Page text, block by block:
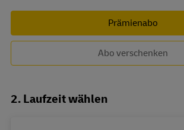
Prämienabo
Abo verschenken
2. Laufzeit wählen